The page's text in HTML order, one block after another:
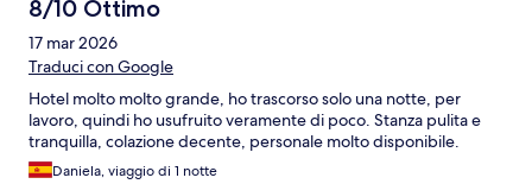
8/10 Ottimo
17 mar 2026
Traduci con Google
Hotel molto molto grande, ho trascorso solo una notte, per
lavoro, quindi ho usufruito veramente di poco. Stanza pulita e
tranquilla, colazione decente, personale molto disponibile.
Daniela, viaggio di 1 notte